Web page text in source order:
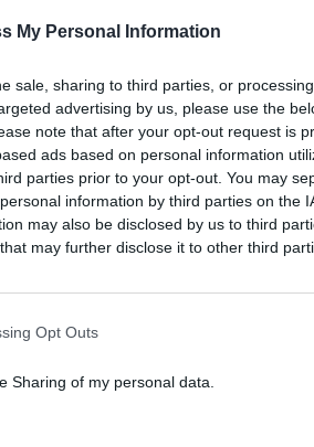
My Personal Information
sale, sharing to third parties, or
advertising by us, please use the
note that after your opt-out request is
ads based on personal information
parties prior to your opt-out. You may
information by third parties on the
may also be disclosed by us to third
that may further disclose it to other third
Opt Outs
Sharing of my personal data.